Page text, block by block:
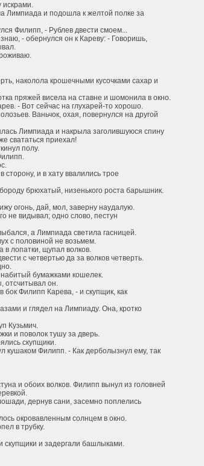
искрами.
Лимпиада и подошла к желтой полке за
Филипп, - Рублев двести смоем...
- обернулся он к Кареву: - Говоришь,
наколола крошечными кусочками сахар и
пряжей висела на ставне и шомонила в окно.
- Вот сейчас на глухарей-то хорошо.
Ваньчок, охая, повернулся на другой
Лимпиада и накрыла заголившуюся спину
свататься приехал!
полу.
сторону, и в хату ввалились трое
брюхатый, низенького роста барышник.
огонь, дай, мол, заверну наудалую.
не видывал; одно слово, пестун
а Лимпиада светила гасницей.
с половиной не возьмем.
в лопатки, щупал волков.
с четвертью да за волков четверть.
набитый бумажками кошелек.
отсчитывал он.
бок Филипп Карева, - и скупщик, как
и глядел на Лимпиаду. Она, кротко
Кузьмич.
и поволок тушу за дверь.
скупщики.
кушаком Филипп. - Как дерболызнул ему, так
и обоих волков. Филипп вынул из головней
дернув сани, засемно поплелись
окровавленным солнцем в окно.
в трубку.
скупщики и задергали башлыками.